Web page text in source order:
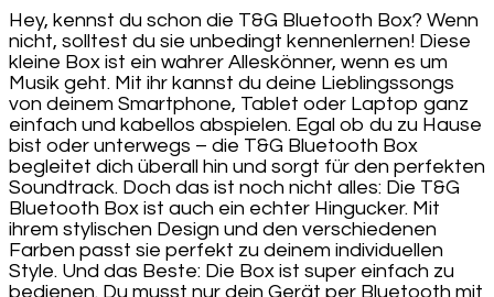
Hey, kennst du schon die T&G Bluetooth Box? Wenn
nicht, solltest du sie unbedingt kennenlernen! Diese
kleine Box ist ein wahrer Alleskönner, wenn es um
Musik geht. Mit ihr kannst du deine Lieblingssongs
von deinem Smartphone, Tablet oder Laptop ganz
einfach und kabellos abspielen. Egal ob du zu Hause
bist oder unterwegs – die T&G Bluetooth Box
begleitet dich überall hin und sorgt für den perfekten
Soundtrack. Doch das ist noch nicht alles: Die T&G
Bluetooth Box ist auch ein echter Hingucker. Mit
ihrem stylischen Design und den verschiedenen
Farben passt sie perfekt zu deinem individuellen
Style. Und das Beste: Die Box ist super einfach zu
bedienen. Du musst nur dein Gerät per Bluetooth mit